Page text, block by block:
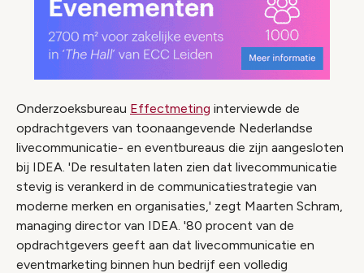
Onderzoeksbureau Effectmeting interviewde de
opdrachtgevers van toonaangevende Nederlandse
livecommunicatie- en eventbureaus die zijn aangesloten
bij IDEA. 'De resultaten laten zien dat livecommunicatie
stevig is verankerd in de communicatiestrategie van
moderne merken en organisaties,' zegt Maarten Schram,
managing director van IDEA. '80 procent van de
opdrachtgevers geeft aan dat livecommunicatie en
eventmarketing binnen hun bedrijf een volledig